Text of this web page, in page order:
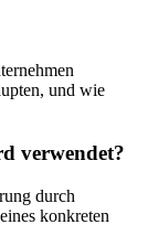
und wie
verwendet?
durch
konkreten